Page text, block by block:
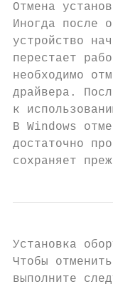
Отмена
Иногда после
устройство
перестает
необходимо
драйвера.
к
В Windows
достаточно
сохраняет
Установка
Чтобы
выполните